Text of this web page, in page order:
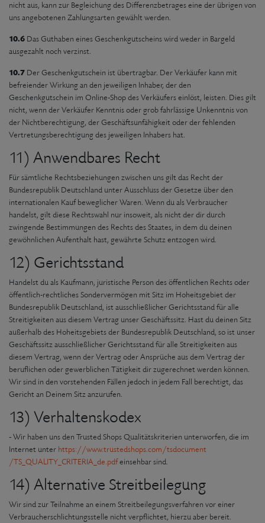
nicht aus, kann zur Begleichung des Differenzbetrages eine der übrigen von
uns angebotenen Zahlungsarten gewählt werden.
10.6 Das Guthaben eines Geschenkgutscheins wird weder in Bargeld
ausgezahlt noch verzinst.
10.7 Der Geschenkgutschein ist übertragbar. Der Verkäufer kann mit
befreiender Wirkung an den jeweiligen Inhaber, der den
Geschenkgutschein im Online-Shop des Verkäufers einlöst, leisten. Dies gilt
nicht, wenn der Verkäufer Kenntnis oder grob fahrlässige Unkenntnis von
der Nichtberechtigung, der Geschäftsunfähigkeit oder der fehlenden
Vertretungsberechtigung des jeweiligen Inhabers hat.
11) Anwendbares Recht
Für sämtliche Rechtsbeziehungen zwischen uns gilt das Recht der
Bundesrepublik Deutschland unter Ausschluss der Gesetze über den
internationalen Kauf beweglicher Waren. Wenn du als Verbraucher
handelst, gilt diese Rechtswahl nur insoweit, als nicht der dir durch
zwingende Bestimmungen des Rechts des Staates, in dem du deinen
gewöhnlichen Aufenthalt hast, gewährte Schutz entzogen wird.
12) Gerichtsstand
Handelst du als Kaufmann, juristische Person des öffentlichen Rechts oder
öffentlich-rechtliches Sondervermögen mit Sitz im Hoheitsgebiet der
Bundesrepublik Deutschland, ist ausschließlicher Gerichtsstand für alle
Streitigkeiten aus diesem Vertrag unser Geschäftssitz. Hast du deinen Sitz
außerhalb des Hoheitsgebiets der Bundesrepublik Deutschland, so ist unser
Geschäftssitz ausschließlicher Gerichtsstand für alle Streitigkeiten aus
diesem Vertrag, wenn der Vertrag oder Ansprüche aus dem Vertrag der
beruflichen oder gewerblichen Tätigkeit dir zugerechnet werden können.
Wir sind in den vorstehenden Fällen jedoch in jedem Fall berechtigt, das
Gericht an Deinem Sitz anzurufen.
13) Verhaltenskodex
- Wir haben uns den Trusted Shops Qualitätskriterien unterworfen, die im
Internet unter https://www.trustedshops.com/tsdocument
/TS_QUALITY_CRITERIA_de.pdfeinsehbar sind.
14) Alternative Streitbeilegung
Wir sind zur Teilnahme an einem Streitbeilegungsverfahren vor einer
Verbraucherschlichtungsstelle nicht verpflichtet, hierzu aber bereit.